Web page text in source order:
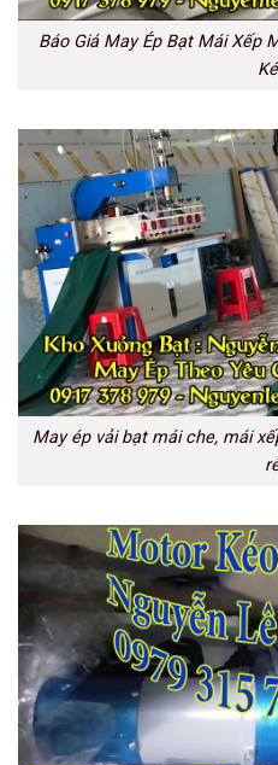
Báo Giá May Ép Bạt Mái Xếp
May ép vải bạt mái che, mái